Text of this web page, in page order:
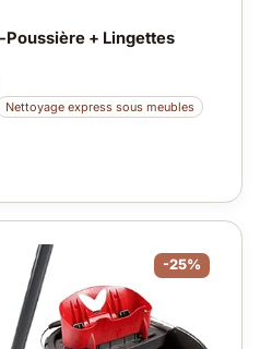
+ Lingettes
Nettoyage express sous meubles
-25%